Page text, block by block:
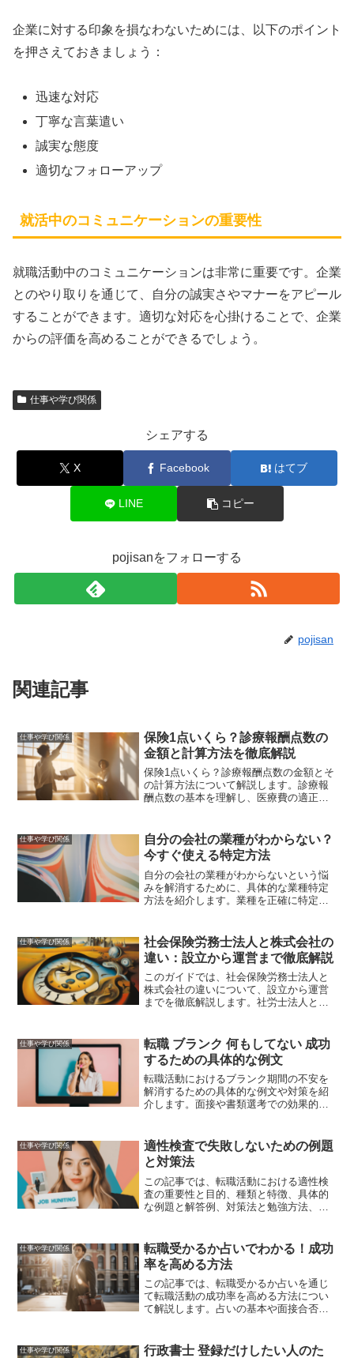
企業に対する印象を損なわないためには、以下のポイント
を押さえておきましょう：
迅速な対応
丁寧な言葉遣い
誠実な態度
適切なフォローアップ
就活中のコミュニケーションの重要性
就職活動中のコミュニケーションは非常に重要です。企業
とのやり取りを通じて、自分の誠実さやマナーをアピール
することができます。適切な対応を心掛けることで、企業
からの評価を高めることができるでしょう。
仕事や学び関係
シェアする
X Facebook はてブ
LINE コピー
pojisanをフォローする
pojisan
関連記事
仕事や学び関係
保険1点いくら？診療報酬点数の
金額と計算方法を徹底解説
保険1点いくら？診療報酬点数の金額とそ
の計算方法について解説します。診療報
酬点数の基本を理解し、医療費の適正な
仕事や学び関係
自分の会社の業種がわからない？
今すぐ使える特定方法
自分の会社の業種がわからないという悩
みを解消するために、具体的な業種特定
方法を紹介します。業種を正確に特定す
この記事を読めば、自分の会社の業種を
簡単に特定できるようになります。
仕事や学び関係
社会保険労務士法人と株式会社の
違い：設立から運営まで徹底解説
このガイドでは、社会保険労務士法人と
株式会社の違いについて、設立から運営
までを徹底解説します。社労士法人と株
人形態が自分に適しているかを判断する
際の参考にします。
仕事や学び関係
転職 ブランク 何もしてない 成功
するための具体的な例文
転職活動におけるブランク期間の不安を
解消するための具体的な例文や対策を紹
介します。面接や書類選考での効果的な
説します。
仕事や学び関係
適性検査で失敗しないための例題
と対策法
この記事では、転職活動における適性検
査の重要性と目的、種類と特徴、具体的
な例題と解答例、対策法と勉強方法、よ
詳しく解説しました。
仕事や学び関係
転職受かるか占いでわかる！成功
率を高める方法
この記事では、転職受かるか占いを通じ
て転職活動の成功率を高める方法につい
て解説します。占いの基本や面接合否を
ど、具体的な内容を紹介します。
仕事や学び関係
行政書士 登録だけしたい人のた